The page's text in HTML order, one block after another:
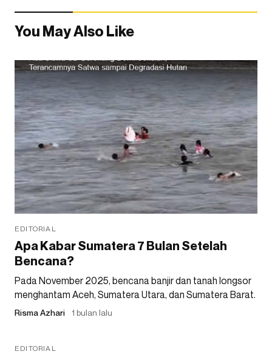
You May Also Like
EDITORIAL
Apa Kabar Sumatera 7 Bulan Setelah
Bencana?
Pada November 2025, bencana banjir dan tanah longsor
menghantam Aceh, Sumatera Utara, dan Sumatera Barat.
Risma Azhari 1 bulan lalu
EDITORIAL